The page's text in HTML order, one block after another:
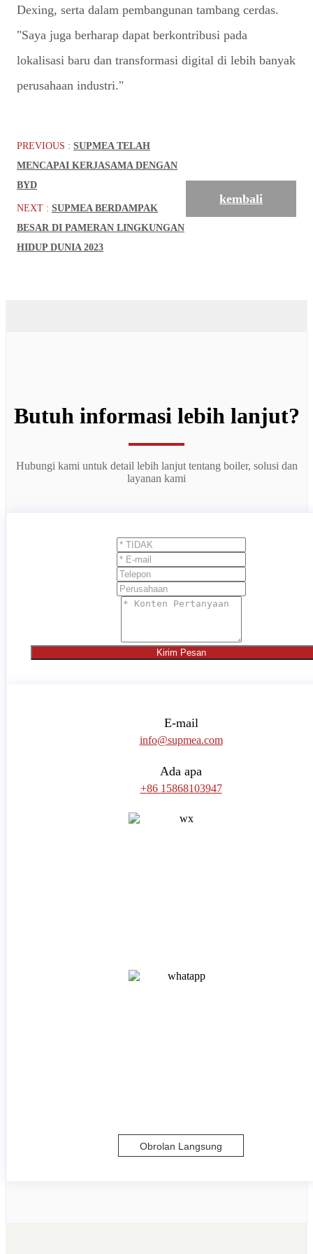
Dexing, serta dalam pembangunan tambang cerdas.
"Saya juga berharap dapat berkontribusi pada
lokalisasi baru dan transformasi digital di lebih banyak
perusahaan industri."
PREVIOUS : SUPMEA TELAH
MENCAPAI KERJASAMA DENGAN
BYD
NEXT : SUPMEA BERDAMPAK
BESAR DI PAMERAN LINGKUNGAN
HIDUP DUNIA 2023
kembali
Butuh informasi lebih lanjut?
Hubungi kami untuk detail lebih lanjut tentang boiler, solusi dan
layanan kami
Kirim Pesan
E-mail
info@supmea.com
Ada apa
+86 15868103947
Obrolan Langsung